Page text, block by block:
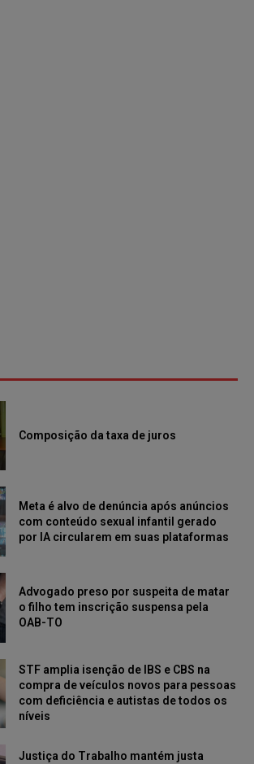
Composição da taxa de juros
Meta é alvo de denúncia após anúncios
com conteúdo sexual infantil gerado
por IA circularem em suas plataformas
Advogado preso por suspeita de matar
o filho tem inscrição suspensa pela
OAB-TO
STF amplia isenção de IBS e CBS na
compra de veículos novos para pessoas
com deficiência e autistas de todos os
níveis
Justiça do Trabalho mantém justa